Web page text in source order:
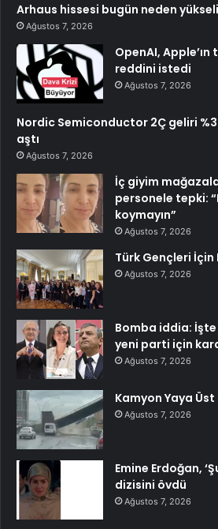
Arhaus hissesi bugün neden
Ağustos 7, 2026
OpenAI, Apple’ın
reddini istedi
Ağustos 7, 2026
Nordic Semiconductor 2Ç geliri
aştı
Ağustos 7, 2026
İç giyim
personele tepki:
koymayın”
Ağustos 7, 2026
Türk Gençleri
Ağustos 7, 2026
Bomba iddia: İşte
yeni parti için
Ağustos 7, 2026
Kamyon Yaya
Ağustos 7, 2026
Emine Erdoğan,
dizisini övdü
Ağustos 7, 2026